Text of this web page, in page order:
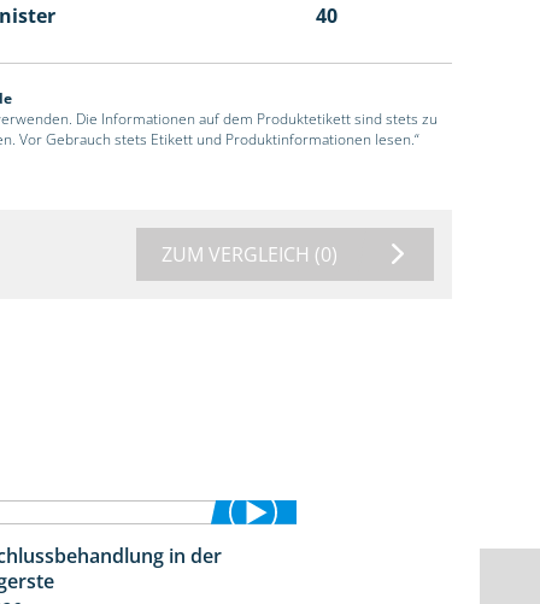
40
Die Informationen auf dem Produktetikett sind stets zu
Vor Gebrauch stets Etikett und Produktinformationen lesen.“
ZUM VERGLEICH (0)
in der